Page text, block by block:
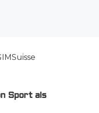
Sport als